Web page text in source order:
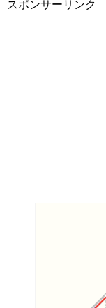
スポンサーリンク